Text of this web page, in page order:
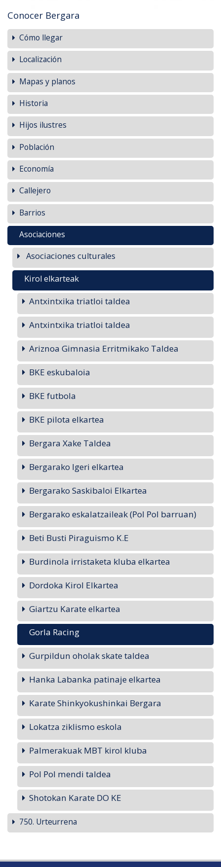
Conocer Bergara
Cómo llegar
Localización
Mapas y planos
Historia
Hijos ilustres
Población
Economía
Callejero
Barrios
Asociaciones
Asociaciones culturales
Kirol elkarteak
Antxintxika triatloi taldea
Antxintxika triatloi taldea
Ariznoa Gimnasia Erritmikako Taldea
BKE eskubaloia
BKE futbola
BKE pilota elkartea
Bergara Xake Taldea
Bergarako Igeri elkartea
Bergarako Saskibaloi Elkartea
Bergarako eskalatzaileak (Pol Pol barruan)
Beti Busti Piraguismo K.E
Burdinola irristaketa kluba elkartea
Dordoka Kirol Elkartea
Giartzu Karate elkartea
Gorla Racing
Gurpildun oholak skate taldea
Hanka Labanka patinaje elkartea
Karate Shinkyokushinkai Bergara
Lokatza ziklismo eskola
Palmerakuak MBT kirol kluba
Pol Pol mendi taldea
Shotokan Karate DO KE
750. Urteurrena